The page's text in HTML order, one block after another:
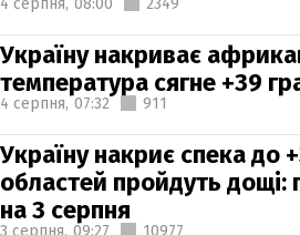
Україну накриває
температура сягне +39
4 серпня, 07:32 911
Україну накриє спека до
областей пройдуть дощі:
на 3 серпня
3 серпня, 09:27 10977